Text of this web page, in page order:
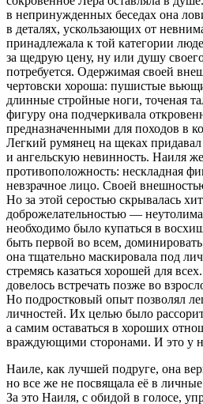
в непринужденных беседах она
в деталях, ускользающих от
принадлежала к той категории
за щедрую цену, ну или душу
потребуется. Одержимая своей
чертовски хороша: пушистые
длинные стройные ноги, точеная
фигуру она подчеркивала
предназначенными для походов в
Легкий румянец на щеках
и ангельскую невинность. Наиля
противоположность: нескладная
невзрачное лицо. Своей
Но за этой серостью скрывалась
доброжелательностью —
необходимо было купаться в
быть первой во всем,
она тщательно маскировала под
стремясь казаться хорошей для
довелось встречать позже во
Но подростковый опыт позволял
личностей. Их целью было
а самим оставаться в хороших
враждующими сторонами. И это у
Наиле, как лучшей подруге, она
но все же не посвящала еë в
За это Наиля, с обидой в голосе,